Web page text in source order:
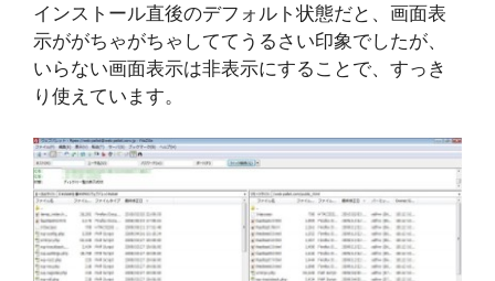
インストール直後のデフォルト状態だと、画面表
示ががちゃがちゃしててうるさい印象でしたが、
いらない画面表示は非表示にすることで、すっき
り使えています。